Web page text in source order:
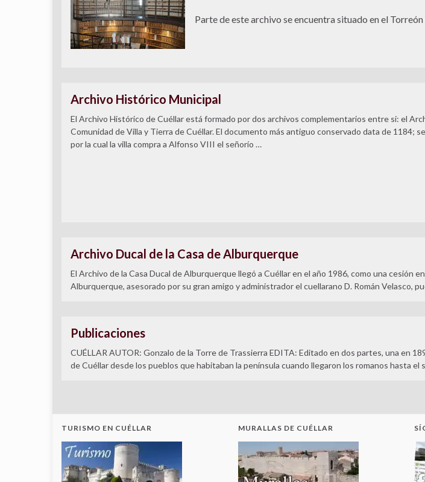
Parte de este archivo se encuentra situado en el
Archivo Histórico Municipal
El Archivo Histórico de Cuéllar está formado por dos archivos complementarios entre si: el
Comunidad de Villa y Tierra de Cuéllar. El documento más antiguo conservado data de 1184;
por la cual la villa compra a Alfonso VIII el señorío …
Archivo Ducal de la Casa de Alburquerque
El Archivo de la Casa Ducal de Alburquerque llegó a Cuéllar en el año 1986, como una cesión
Alburquerque, asesorado por su gran amigo y administrador el cuellarano D. Román Velasco,
Publicaciones
CUÉLLAR AUTOR: Gonzalo de la Torre de Trassierra EDITA: Editado en dos partes, una en
de Cuéllar desde los pueblos que habitaban la península cuando llegaron los romanos hasta
TURISMO EN CUÉLLAR MURALLAS DE CUÉLLAR